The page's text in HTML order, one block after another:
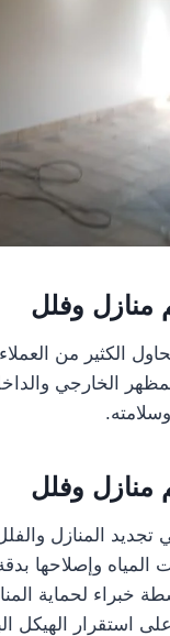
منازل وفلل
الكثير من
الخارجي
منازل وفلل
المنازل
وإصلاحها
خبراء لحماية
استقرار